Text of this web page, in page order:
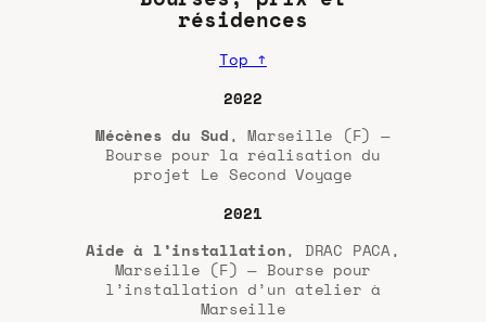
résidences
Top ↑
2022
Mécènes du Sud, Marseille (F) —
Bourse pour la réalisation du
projet Le Second Voyage
2021
Aide à l’installation, DRAC PACA,
Marseille (F) — Bourse pour
l’installation d’un atelier à
Marseille